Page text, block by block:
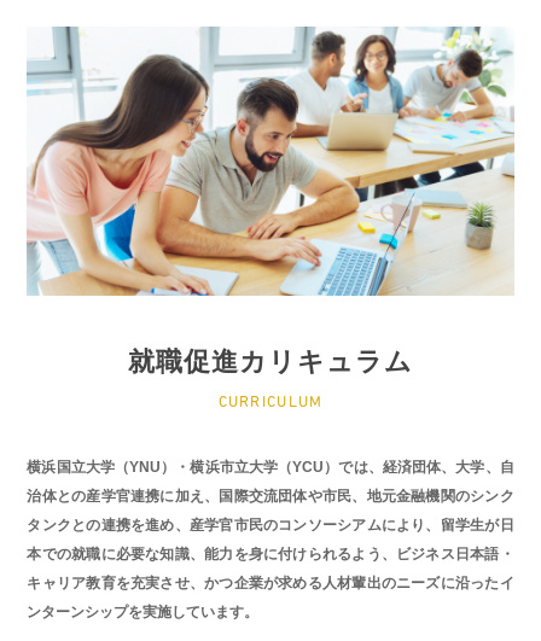
就職促進カリキュラム
CURRICULUM
横浜国立大学（YNU）・横浜市立大学（YCU）では、経済団体、大学、自
治体との産学官連携に加え、国際交流団体や市民、地元金融機関のシンク
タンクとの連携を進め、産学官市民のコンソーシアムにより、留学生が日
本での就職に必要な知識、能力を身に付けられるよう、ビジネス日本語・
キャリア教育を充実させ、かつ企業が求める人材輩出のニーズに沿ったイ
ンターンシップを実施しています。